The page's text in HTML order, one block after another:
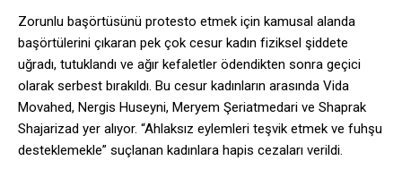
Zorunlu başörtüsünü protesto etmek için kamusal alanda
başörtülerini çıkaran pek çok cesur kadın fiziksel şiddete
uğradı, tutuklandı ve ağır kefaletler ödendikten sonra geçici
olarak serbest bırakıldı. Bu cesur kadınların arasında Vida
Movahed, Nergis Huseyni, Meryem Şeriatmedari ve Shaprak
Shajarizad yer alıyor. “Ahlaksız eylemleri teşvik etmek ve fuhşu
desteklemekle” suçlanan kadınlara hapis cezaları verildi.